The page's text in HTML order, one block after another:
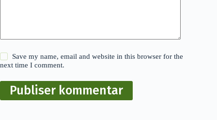
Save my name, email and website in this browser for the
next time I comment.
Publiser kommentar